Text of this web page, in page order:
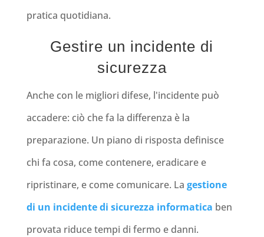
pratica quotidiana.
Gestire un incidente di
sicurezza
Anche con le migliori difese, l'incidente può
accadere: ciò che fa la differenza è la
preparazione. Un piano di risposta definisce
chi fa cosa, come contenere, eradicare e
ripristinare, e come comunicare. La gestione
di un incidente di sicurezza informatica ben
provata riduce tempi di fermo e danni.